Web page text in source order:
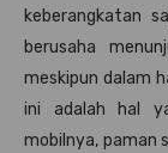
keberangkatan
berusaha
meskipun dalam
ini adalah hal
mobilnya, paman